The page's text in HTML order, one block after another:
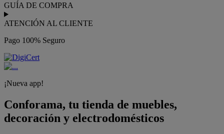
GUÍA DE COMPRA
ATENCIÓN AL CLIENTE
Pago 100% Seguro
¡Nueva app!
Conforama, tu tienda de muebles,
decoración y electrodomésticos